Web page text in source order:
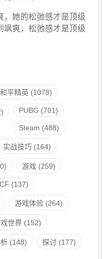
，她的松弛感才是顶级
飒爽，松弛感才是顶级
和平精英(1078)
PUBG (701)
Steam (488)
实战技巧(164)
游戏 (259)
CF (137)
游戏体验(264)
世界(152)
(148) 探讨(177)